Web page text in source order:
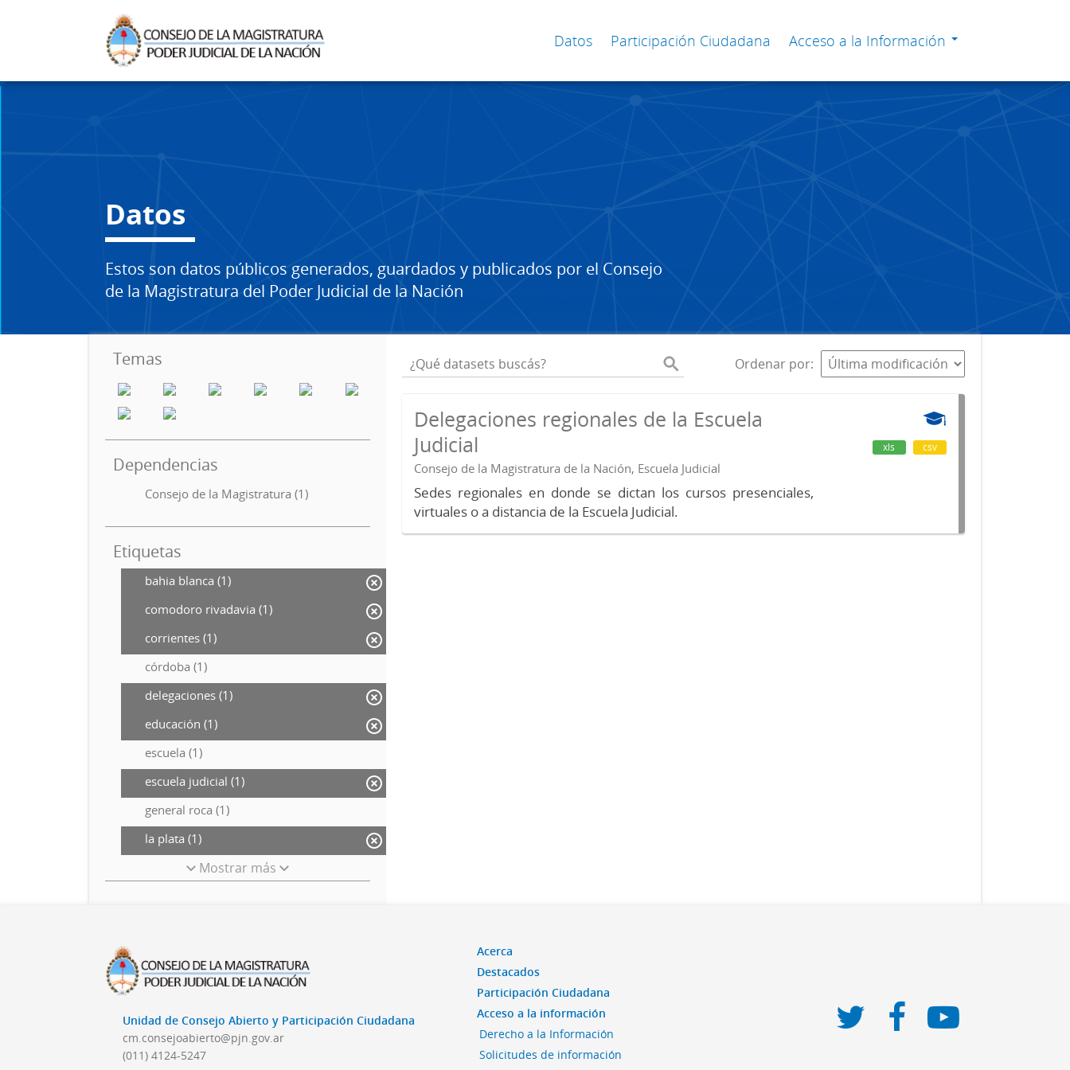
Datos Participación Ciudadana Acceso a la Información
Datos
Estos son datos públicos generados, guardados y publicados por el Consejo
de la Magistratura del Poder Judicial de la Nación
Temas
Dependencias
Consejo de la Magistratura (1)
Etiquetas
bahia blanca (1)
comodoro rivadavia (1)
corrientes (1)
córdoba (1)
delegaciones (1)
educación (1)
escuela (1)
escuela judicial (1)
general roca (1)
la plata (1)
Mostrar más
Ordenar por
Delegaciones regionales de la Escuela
Judicial
Consejo de la Magistratura de la Nación, Escuela Judicial
Sedes regionales en donde se dictan los cursos presenciales,
virtuales o a distancia de la Escuela Judicial.
xls csv
Unidad de Consejo Abierto y Participación Ciudadana
cm.consejoabierto@pjn.gov.ar
(011) 4124-5247
Acerca
Destacados
Participación Ciudadana
Acceso a la información
Derecho a la Información
Solicitudes de información